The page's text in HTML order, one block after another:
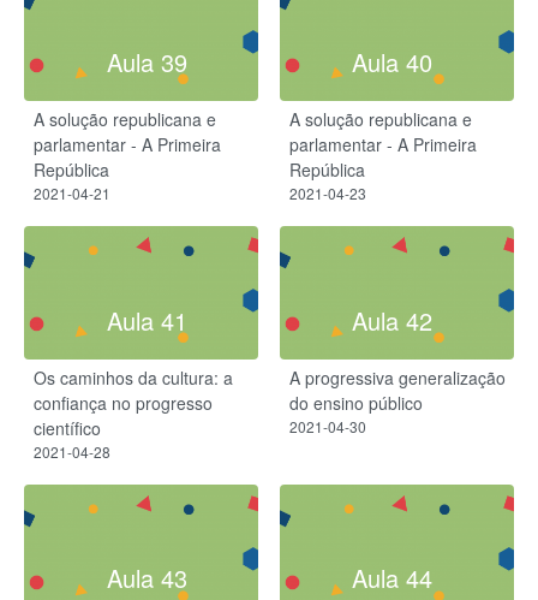
Aula 39
A solução republicana e
parlamentar - A Primeira
República
2021-04-21
Aula 40
A solução republicana e
parlamentar - A Primeira
República
2021-04-23
Aula 41
Os caminhos da cultura: a
confiança no progresso
científico
2021-04-28
Aula 42
A progressiva generalização
do ensino público
2021-04-30
Aula 43 Aula 44